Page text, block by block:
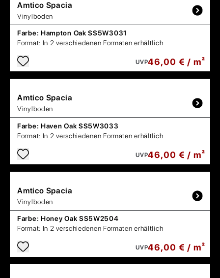
Amtico Spacia
Vinylboden
Farbe: Hampton Oak SS5W3031
Format: In 2 verschiedenen Formaten erhältlich
UVP46,00 € / m²
Amtico Spacia
Vinylboden
Farbe: Haven Oak SS5W3033
Format: In 2 verschiedenen Formaten erhältlich
UVP46,00 € / m²
Amtico Spacia
Vinylboden
Farbe: Honey Oak SS5W2504
Format: In 2 verschiedenen Formaten erhältlich
UVP46,00 € / m²